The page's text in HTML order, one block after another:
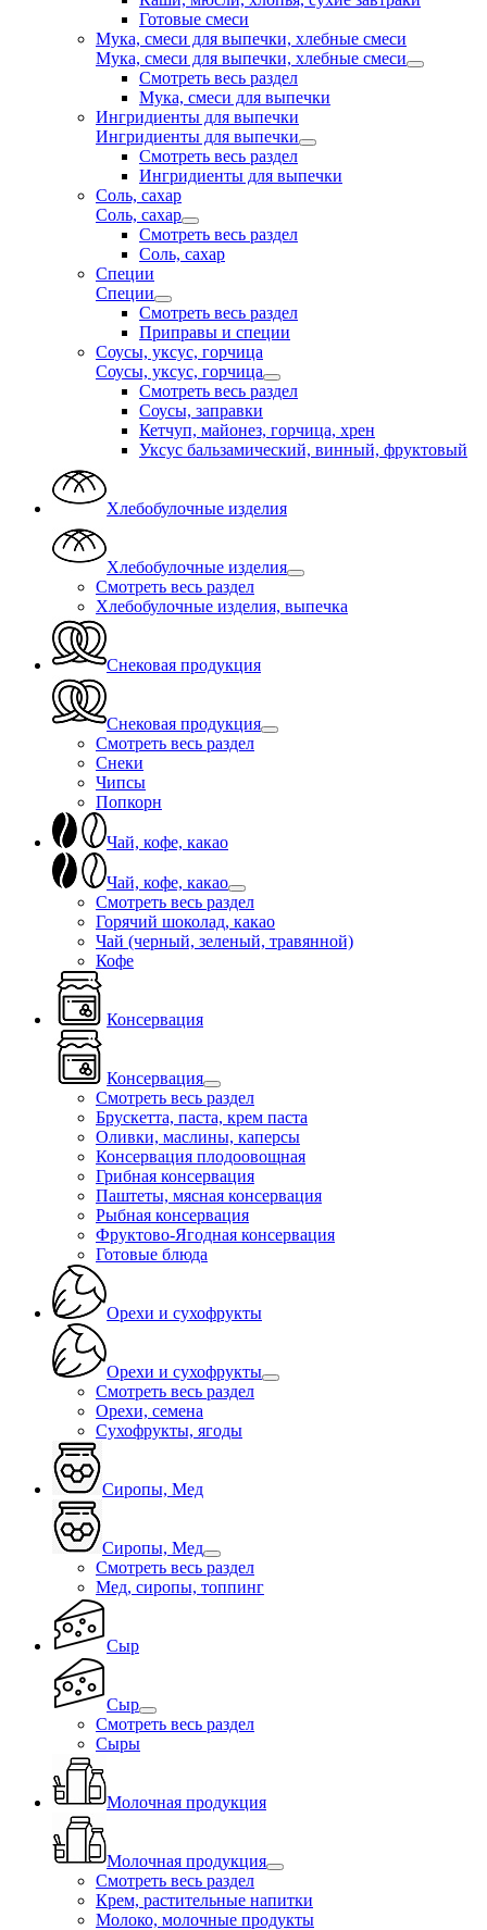
Готовые смеси
Мука, смеси для выпечки, хлебные смеси
Мука, смеси для выпечки, хлебные смеси
Смотреть весь раздел
Мука, смеси для выпечки
Ингридиенты для выпечки
Ингридиенты для выпечки
Смотреть весь раздел
Ингридиенты для выпечки
Соль, сахар
Соль, сахар
Смотреть весь раздел
Соль, сахар
Специи
Специи
Смотреть весь раздел
Приправы и специи
Соусы, уксус, горчица
Соусы, уксус, горчица
Смотреть весь раздел
Соусы, заправки
Кетчуп, майонез, горчица, хрен
Уксус бальзамический, винный, фруктовый
Хлебобулочные изделия
Хлебобулочные изделия
Смотреть весь раздел
Хлебобулочные изделия, выпечка
Снековая продукция
Снековая продукция
Смотреть весь раздел
Снеки
Чипсы
Попкорн
Чай, кофе, какао
Чай, кофе, какао
Смотреть весь раздел
Горячий шоколад, какао
Чай (черный, зеленый, травянной)
Кофе
Консервация
Консервация
Смотреть весь раздел
Брускетта, паста, крем паста
Оливки, маслины, каперсы
Консервация плодоовощная
Грибная консервация
Паштеты, мясная консервация
Рыбная консервация
Фруктово-Ягодная консервация
Готовые блюда
Орехи и сухофрукты
Орехи и сухофрукты
Смотреть весь раздел
Орехи, семена
Сухофрукты, ягоды
Сиропы, Мед
Сиропы, Мед
Смотреть весь раздел
Мед, сиропы, топпинг
Сыр
Сыр
Смотреть весь раздел
Сыры
Молочная продукция
Молочная продукция
Смотреть весь раздел
Крем, растительные напитки
Молоко, молочные продукты